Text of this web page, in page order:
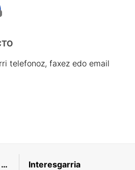
telefonoz, faxez edo email
Kontratatzailearen profila Interesgarria